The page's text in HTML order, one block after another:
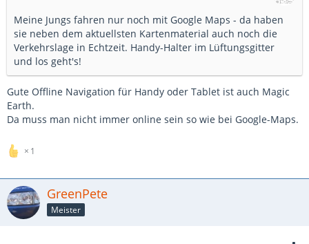
Meine Jungs fahren nur noch mit Google Maps - da haben
sie neben dem aktuellsten Kartenmaterial auch noch die
Verkehrslage in Echtzeit. Handy-Halter im Lüftungsgitter
und los geht's!
Gute Offline Navigation für Handy oder Tablet ist auch Magic
Earth.
Da muss man nicht immer online sein so wie bei Google-Maps.
1
GreenPete
Meister